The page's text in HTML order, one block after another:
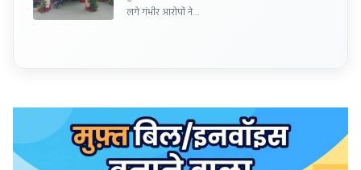
लगे गंभीर आरोपों ने…